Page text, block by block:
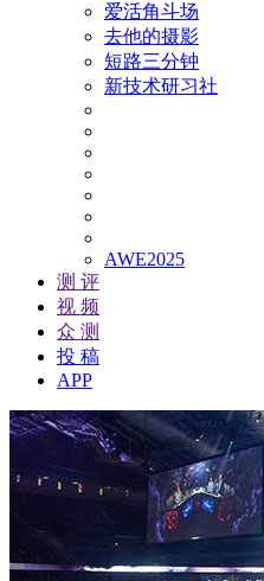
爱活角斗场
去他的摄影
短路三分钟
新技术研习社
AWE2025
测 评
视 频
众 测
投 稿
APP